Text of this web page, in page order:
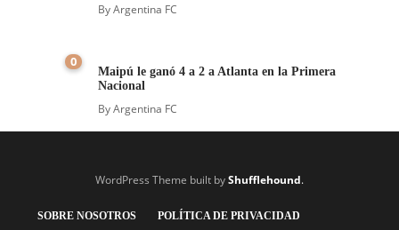
ByArgentina FC
0
Maipú le ganó 4 a 2 a Atlanta en la Primera
Nacional
ByArgentina FC
WordPress Theme built byShufflehound.
SOBRE NOSOTROS POLÍTICA DE PRIVACIDAD